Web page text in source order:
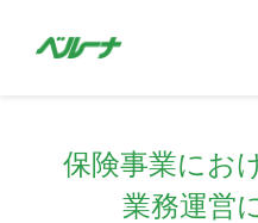
保険事業にお
業務運営